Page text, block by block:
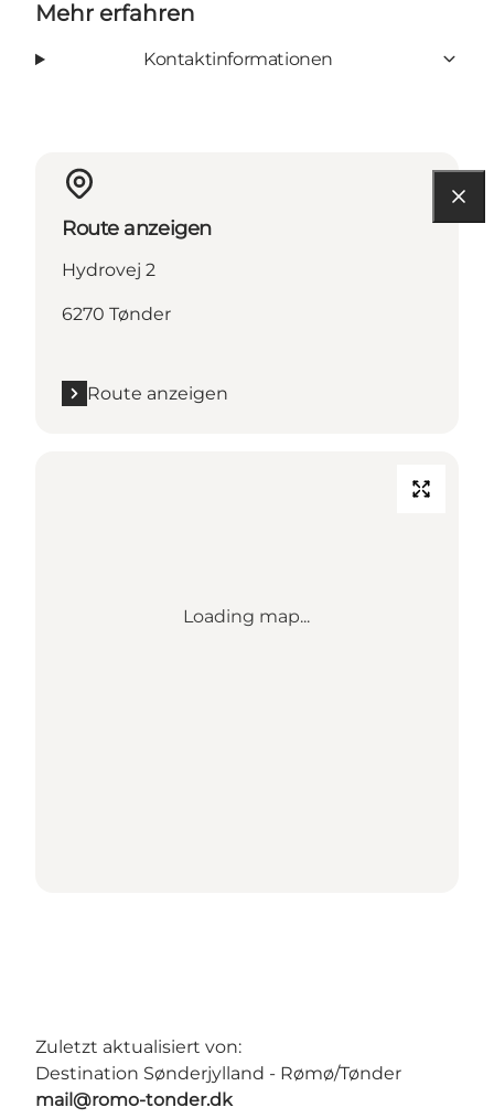
Mehr erfahren
Kontaktinformationen
Route anzeigen
Hydrovej 2
6270 Tønder
Route anzeigen
Loading map...
Zuletzt aktualisiert von:
Destination Sønderjylland - Rømø/Tønder
mail@romo-tonder.dk